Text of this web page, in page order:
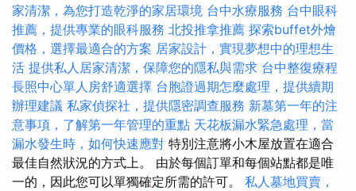
家清潔，為您打造乾淨的家居環境 台中水療服務 台中眼科
推薦，提供專業的眼科服務 北投推拿推薦 探索buffet外燴
價格，選擇最適合的方案 居家設計，實現夢想中的理想生
活 提供私人居家清潔，保障您的隱私與需求 台中整復療程
長照中心單人房舒適選擇 台胞證過期怎麼處理，提供續期
辦理建議 私家偵探社，提供隱密調查服務 新墓第一年的注
意事項，了解第一年管理的重點 天花板漏水緊急處理，當
漏水發生時，如何快速應對 特別注意將小木屋放置在適合
最佳自然狀況的方式上。 由於每個訂單和每個站點都是唯
一的，因此您可以單獨確定所需的許可。 私人墓地買賣，